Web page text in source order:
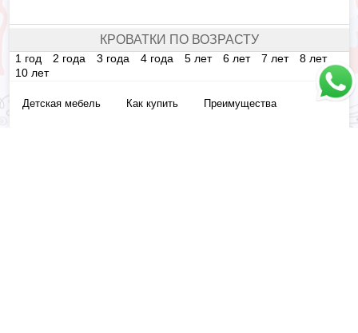
КРОВАТКИ ПО ВОЗРАСТУ
1 год 2 года 3 года 4 года 5 лет 6 лет 7 лет
8 лет
10 лет
Детская мебель Как купить Преимущества